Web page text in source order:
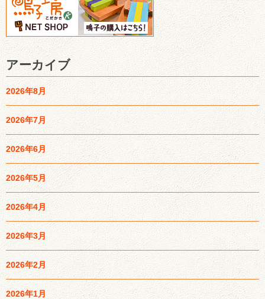
アーカイブ
2026年8月
2026年7月
2026年6月
2026年5月
2026年4月
2026年3月
2026年2月
2026年1月